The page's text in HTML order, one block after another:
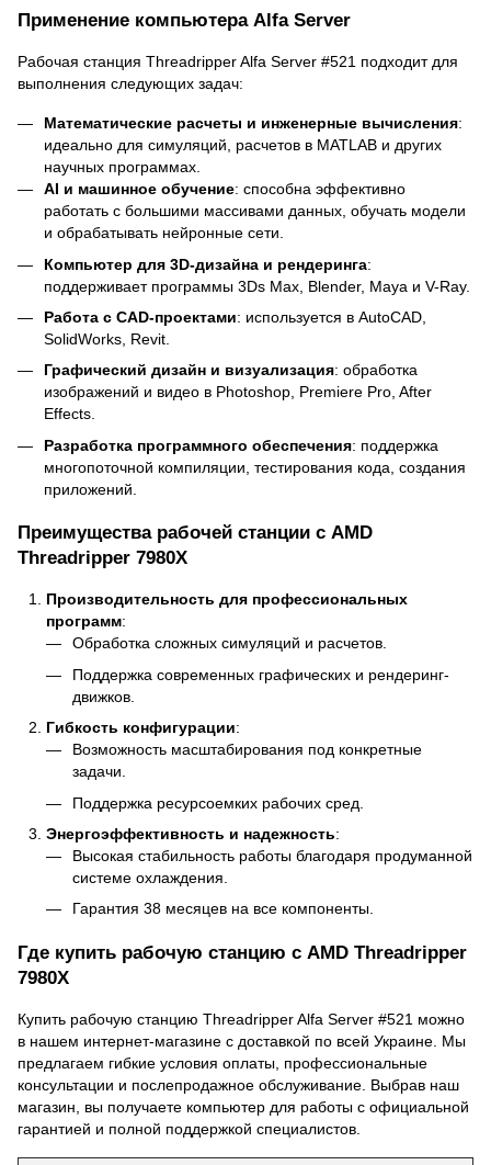
Применение компьютера Alfa Server
Рабочая станция Threadripper Alfa Server #521 подходит для
выполнения следующих задач:
Математические расчеты и инженерные вычисления:
идеально для симуляций, расчетов в MATLAB и других
научных программах.
AI и машинное обучение: способна эффективно
работать с большими массивами данных, обучать модели
и обрабатывать нейронные сети.
Компьютер для 3D-дизайна и рендеринга:
поддерживает программы 3Ds Max, Blender, Maya и V-Ray.
Работа с CAD-проектами: используется в AutoCAD,
SolidWorks, Revit.
Графический дизайн и визуализация: обработка
изображений и видео в Photoshop, Premiere Pro, After
Effects.
Разработка программного обеспечения: поддержка
многопоточной компиляции, тестирования кода, создания
приложений.
Преимущества рабочей станции с AMD
Threadripper 7980X
Производительность для профессиональных
программ:
Обработка сложных симуляций и расчетов.
Поддержка современных графических и рендеринг-
движков.
Гибкость конфигурации:
Возможность масштабирования под конкретные
задачи.
Поддержка ресурсоемких рабочих сред.
Энергоэффективность и надежность:
Высокая стабильность работы благодаря продуманной
системе охлаждения.
Гарантия 38 месяцев на все компоненты.
Где купить рабочую станцию с AMD Threadripper
7980X
Купить рабочую станцию Threadripper Alfa Server #521 можно
в нашем интернет-магазине с доставкой по всей Украине. Мы
предлагаем гибкие условия оплаты, профессиональные
консультации и послепродажное обслуживание. Выбрав наш
магазин, вы получаете компьютер для работы с официальной
гарантией и полной поддержкой специалистов.